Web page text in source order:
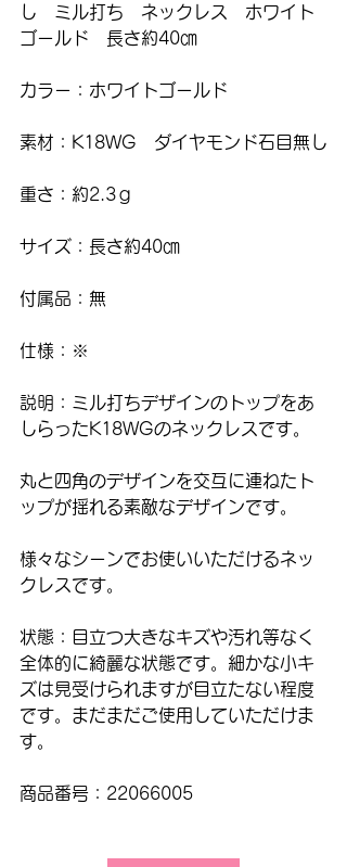
し　ミル打ち　ネックレス　ホワイト
ゴールド　長さ約40㎝
カラー：ホワイトゴールド
素材：K18WG　ダイヤモンド石目無し
重さ：約2.3ｇ
サイズ：長さ約40㎝
付属品：無
仕様：※
説明：ミル打ちデザインのトップをあ
しらったK18WGのネックレスです。
丸と四角のデザインを交互に連ねたト
ップが揺れる素敵なデザインです。
様々なシーンでお使いいただけるネッ
クレスです。
状態：目立つ大きなキズや汚れ等なく
全体的に綺麗な状態です。細かな小キ
ズは見受けられますが目立たない程度
です。まだまだご使用していただけま
す。
商品番号：22066005